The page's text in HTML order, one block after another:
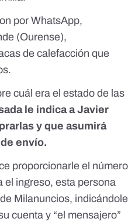
por WhatsApp,
(Ourense),
de calefacción que
cuál era el estado de las
le indica a Javier
y que asumirá
envío.
proporcionarle el número
el ingreso, esta persona
Milanuncios, indicándole
cuenta y “el mensajero”